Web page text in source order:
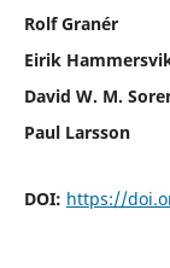
Rolf Granér
Eirik
David W. M.
Paul Larsson
DOI: https://